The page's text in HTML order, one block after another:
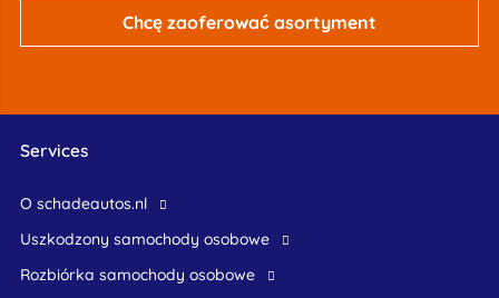
Chcę zaoferować asortyment
Services
O schadeautos.nl
uszkodzony samochody osobowe
rozbiórka samochody osobowe